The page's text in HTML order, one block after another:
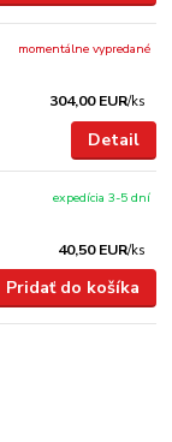
304,00 EUR/ks
momentálne vypredané
Detail
40,50 EUR/ks
expedícia 3-5 dní
Pridať do košíka